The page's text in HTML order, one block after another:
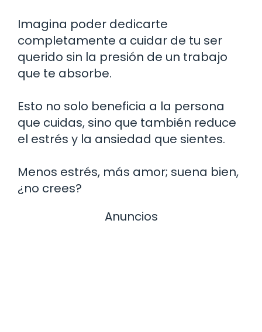
Imagina poder dedicarte
completamente a cuidar de tu ser
querido sin la presión de un trabajo
que te absorbe.
Esto no solo beneficia a la persona
que cuidas, sino que también reduce
el estrés y la ansiedad que sientes.
Menos estrés, más amor; suena bien,
¿no crees?
Anuncios